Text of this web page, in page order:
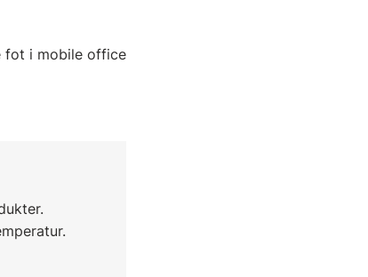
fot i mobile office